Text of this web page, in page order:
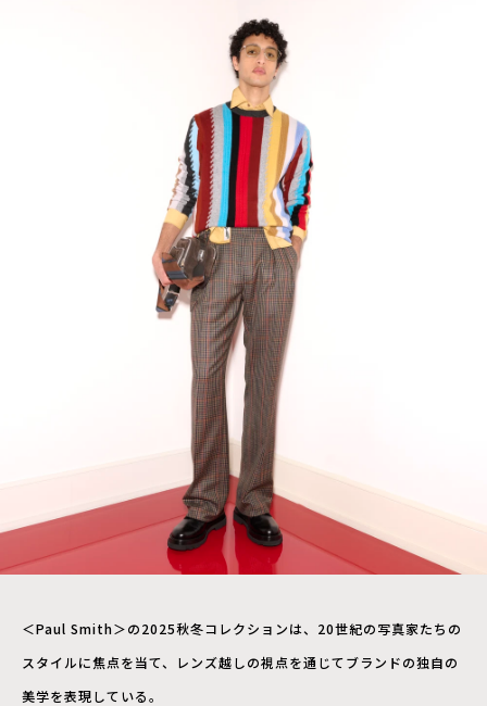
＜Paul Smith＞の2025秋冬コレクションは、20世紀の写真家たちの
スタイルに焦点を当て、レンズ越しの視点を通じてブランドの独自の
美学を表現している。